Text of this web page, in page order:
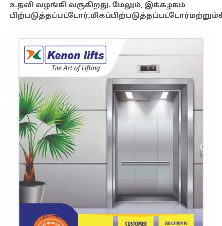
உதவி வழங்கி வருகிறது. மேலும், இக்கழகம்